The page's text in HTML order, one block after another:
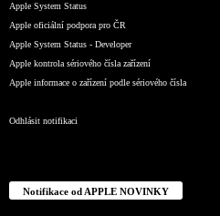
Apple System Status
Apple oficiální podpora pro ČR
Apple System Status - Developer
Apple kontrola sériového čísla zařízení
Apple informace o zařízení podle sériového čísla
Odhlásit notifikaci
Notifikace od APPLE NOVINKY